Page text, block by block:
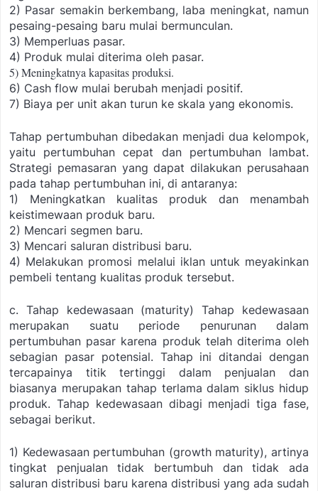
2) Pasar semakin berkembang, laba meningkat, namun
pesaing-pesaing baru mulai bermunculan.
3) Memperluas pasar.
4) Produk mulai diterima oleh pasar.
5) Meningkatnya kapasitas produksi.
6) Cash flow mulai berubah menjadi positif.
7) Biaya per unit akan turun ke skala yang ekonomis.
Tahap pertumbuhan dibedakan menjadi dua kelompok,
yaitu pertumbuhan cepat dan pertumbuhan lambat.
Strategi pemasaran yang dapat dilakukan perusahaan
pada tahap pertumbuhan ini, di antaranya:
1) Meningkatkan kualitas produk dan menambah
keistimewaan produk baru.
2) Mencari segmen baru.
3) Mencari saluran distribusi baru.
4) Melakukan promosi melalui iklan untuk meyakinkan
pembeli tentang kualitas produk tersebut.
c. Tahap kedewasaan (maturity)
Tahap kedewasaan
merupakan suatu periode penurunan dalam
pertumbuhan pasar karena produk telah diterima oleh
sebagian pasar potensial. Tahap ini ditandai dengan
tercapainya titik tertinggi dalam penjualan dan
biasanya merupakan tahap terlama dalam siklus hidup
produk. Tahap kedewasaan dibagi menjadi tiga fase,
sebagai berikut.
1) Kedewasaan pertumbuhan (growth maturity), artinya
tingkat penjualan tidak bertumbuh dan tidak ada
saluran distribusi baru karena distribusi yang ada sudah